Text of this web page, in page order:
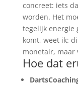
concreet: iets
worden. Het
tegelijk energie
komt, weet ik:
monetair, maar
Hoe dat